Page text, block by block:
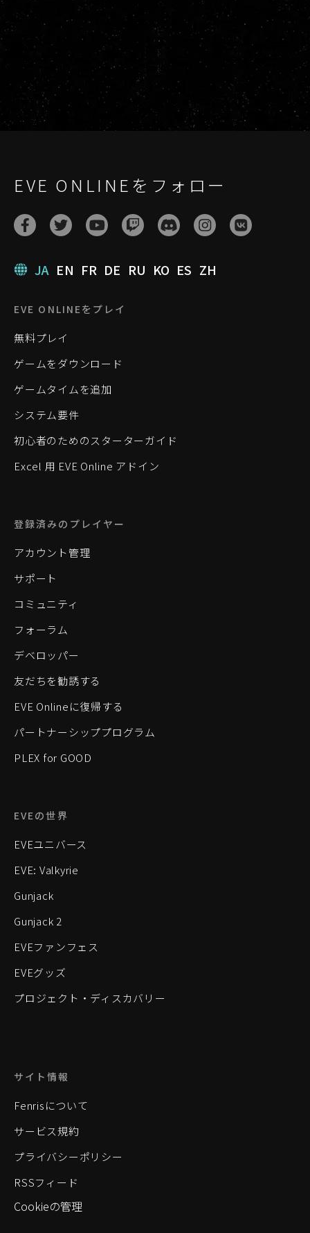
EVE ONLINEをフォロー
JA EN FR DE RU KO ES ZH
EVE ONLINEをプレイ
無料プレイ
ゲームをダウンロード
ゲームタイムを追加
システム要件
初心者のためのスターターガイド
Excel 用 EVE Online アドイン
登録済みのプレイヤー
アカウント管理
サポート
コミュニティ
フォーラム
デベロッパー
友だちを勧誘する
EVE Onlineに復帰する
パートナーシッププログラム
PLEX for GOOD
EVEの世界
EVEユニバース
EVE: Valkyrie
Gunjack
Gunjack 2
EVEファンフェス
EVEグッズ
プロジェクト・ディスカバリー
サイト情報
Fenrisについて
サービス規約
プライバシーポリシー
RSSフィード
Cookieの管理